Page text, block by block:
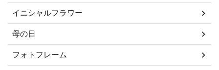
イニシャルフラワー
母の日
フォトフレーム